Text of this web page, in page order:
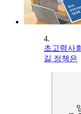
4.
초고령사
길 정책은